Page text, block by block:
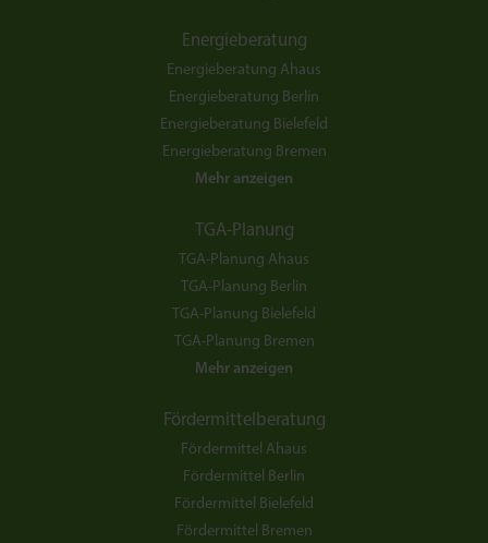
Energieberatung
Energieberatung Ahaus
Energieberatung Berlin
Energieberatung Bielefeld
Energieberatung Bremen
Mehr anzeigen
TGA-Planung
TGA-Planung Ahaus
TGA-Planung Berlin
TGA-Planung Bielefeld
TGA-Planung Bremen
Mehr anzeigen
Fördermittelberatung
Fördermittel Ahaus
Fördermittel Berlin
Fördermittel Bielefeld
Fördermittel Bremen